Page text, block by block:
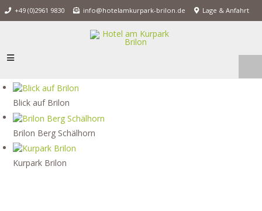
+49 (0)2961 9830 info@hotelamkurpark-brilon.de Lage & Anfahrt
Blick auf Brilon
Brilon Berg Schälhorn
Kurpark Brilon